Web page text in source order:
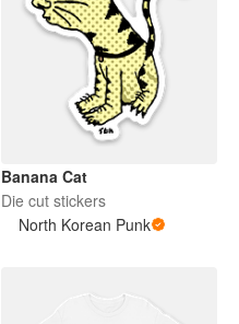
Banana Cat
Die cut stickers
North Korean Punk